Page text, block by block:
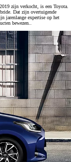
zijn verkocht, is een Toyota.
Dat zijn overtuigende
jarenlange expertise op het
bewezen..